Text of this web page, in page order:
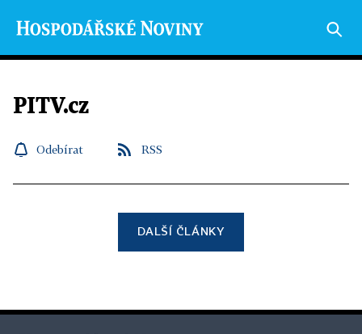
PITV.cz
Odebírat RSS
DALŠÍ ČLÁNKY